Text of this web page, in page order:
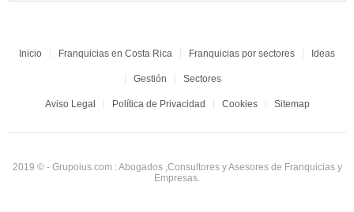
Inicio Franquicias en Costa Rica Franquicias por sectores Ideas
Gestión Sectores
Aviso Legal Política de Privacidad Cookies Sitemap
2019 © - Grupoius.com : Abogados ,Consultores y Asesores de Franquicias y
Empresas.